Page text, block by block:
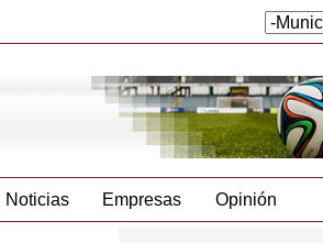
Noticias Empresas Opinión